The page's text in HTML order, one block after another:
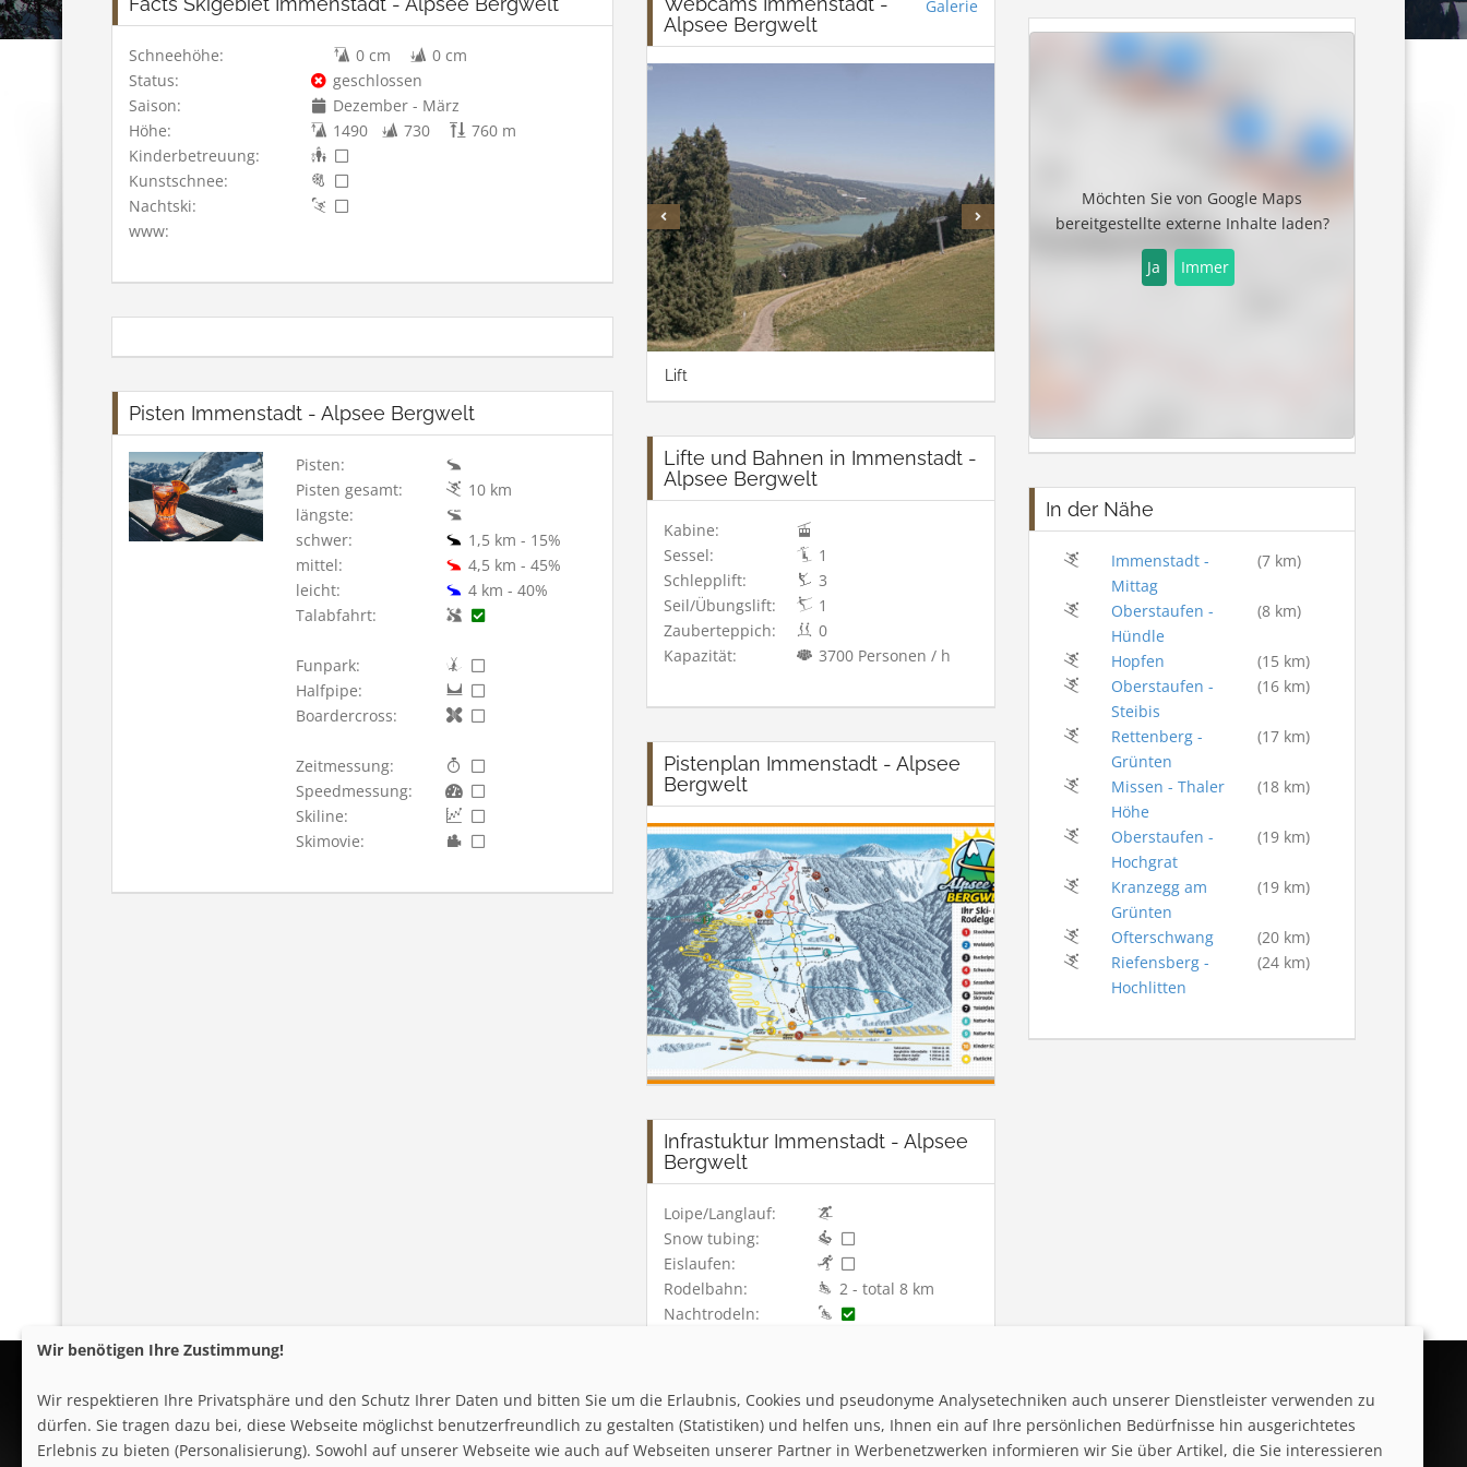
Schneehöhe: 0 cm
0 cm
Status:
geschlossen
Saison:
Dezember - März
Höhe:
1490 730
760 m
Kinderbetreuung:
Kunstschnee:
Nachtski:
www:
Pisten Immenstadt - Alpsee Bergwelt
Pisten:
Pisten gesamt:
10 km
längste:
schwer:
1,5 km - 15%
mittel:
4,5 km - 45%
leicht:
4 km - 40%
Talabfahrt:
Funpark:
Halfpipe:
Boardercross:
Zeitmessung:
Speedmessung:
Skiline:
Skimovie:
Alpsee Bergwelt
Galerie
Lift
Lifte und Bahnen in Immenstadt -
Alpsee Bergwelt
Kabine:
Sessel:
1
Schlepplift:
3
Seil/Übungslift:
1
Zauberteppich:
0
Kapazität:
3700 Personen / h
Pistenplan Immenstadt - Alpsee
Bergwelt
Infrastuktur Immenstadt - Alpsee
Bergwelt
Loipe/Langlauf:
Snow tubing:
Eislaufen:
Rodelbahn:
2 - total 8 km
Nachtrodeln:
Möchten Sie von Google Maps
bereitgestellte externe Inhalte laden?
Ja Immer
In der Nähe
Immenstadt -
Mittag
(7 km)
Oberstaufen -
Hündle
(8 km)
Hopfen
(15 km)
Oberstaufen -
Steibis
(16 km)
Rettenberg -
Grünten
(17 km)
Missen - Thaler
Höhe
(18 km)
Oberstaufen -
Hochgrat
(19 km)
Kranzegg am
Grünten
(19 km)
Ofterschwang
(20 km)
Riefensberg -
Hochlitten
(24 km)
Wir benötigen Ihre Zustimmung!
Wir respektieren Ihre Privatsphäre und den Schutz Ihrer Daten und bitten Sie um die Erlaubnis, Cookies und pseudonyme Analysetechniken auch unserer Dienstleister verwenden zu
dürfen. Sie tragen dazu bei, diese Webseite möglichst benutzerfreundlich zu gestalten (Statistiken) und helfen uns, Ihnen ein auf Ihre persönlichen Bedürfnisse hin ausgerichtetes
Erlebnis zu bieten (Personalisierung). Sowohl auf unserer Webseite wie auch auf Webseiten unserer Partner in Werbenetzwerken informieren wir Sie über Artikel, die Sie interessieren